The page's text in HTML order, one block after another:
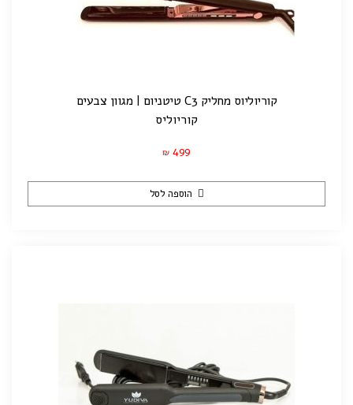
קוריוליוס מחליק C3 טיטניום | מגוון צבעים
קוריוליס
₪ 499
הוספה לסל